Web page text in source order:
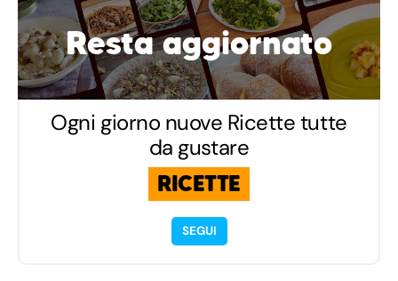
Resta aggiornato
Ogni giorno nuove Ricette tutte
da gustare
RICETTE
SEGUI